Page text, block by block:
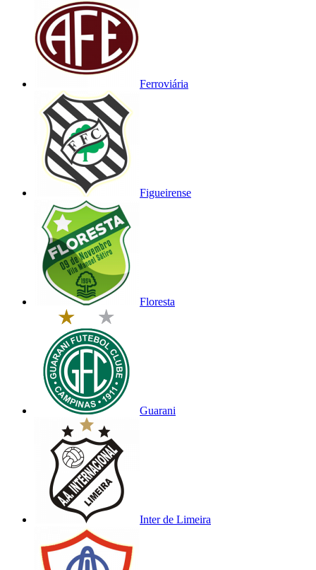
Ferroviária
Figueirense
Floresta
Guarani
Inter de Limeira